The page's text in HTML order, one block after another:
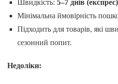
Швидкість: 5–7 днів (експрес)
Мінімальна ймовірність
Підходить для товарів, які
сезонний попит.
Недоліки: